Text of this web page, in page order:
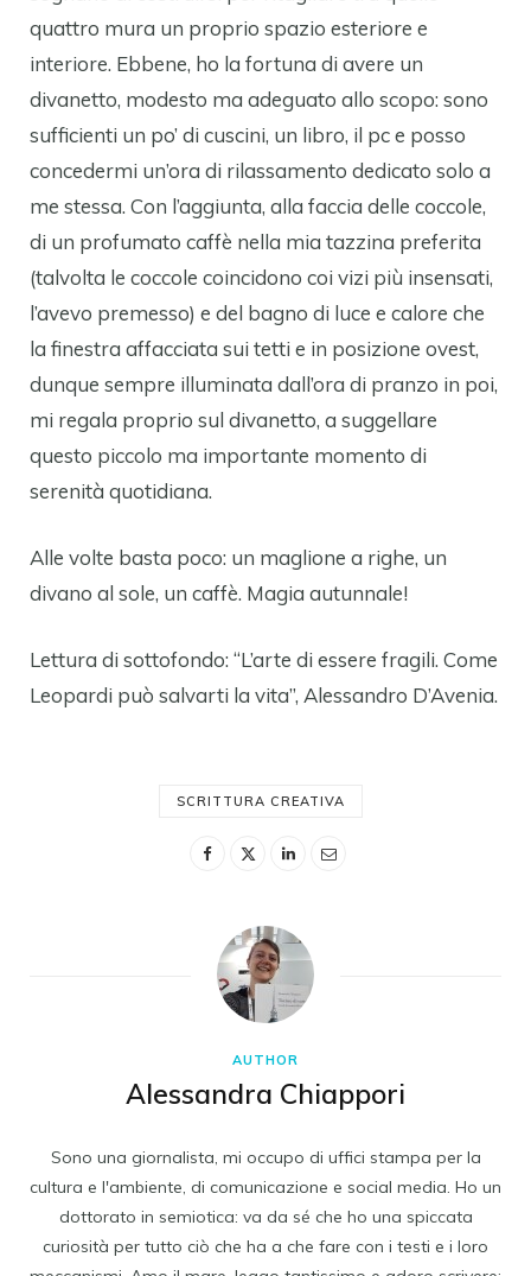
quattro mura un proprio spazio esteriore e
interiore. Ebbene, ho la fortuna di avere un
divanetto, modesto ma adeguato allo scopo: sono
sufficienti un po’ di cuscini, un libro, il pc e posso
concedermi un’ora di rilassamento dedicato solo a
me stessa. Con l’aggiunta, alla faccia delle coccole,
di un profumato caffè nella mia tazzina preferita
(talvolta le coccole coincidono coi vizi più insensati,
l’avevo premesso) e del bagno di luce e calore che
la finestra affacciata sui tetti e in posizione ovest,
dunque sempre illuminata dall’ora di pranzo in poi,
mi regala proprio sul divanetto, a suggellare
questo piccolo ma importante momento di
serenità quotidiana.
Alle volte basta poco: un maglione a righe, un
divano al sole, un caffè. Magia autunnale!
Lettura di sottofondo: “L’arte di essere fragili. Come
Leopardi può salvarti la vita”, Alessandro D’Avenia.
SCRITTURA CREATIVA
AUTHOR
Alessandra Chiappori
Sono una giornalista, mi occupo di uffici stampa per la
cultura e l'ambiente, di comunicazione e social media. Ho un
dottorato in semiotica: va da sé che ho una spiccata
curiosità per tutto ciò che ha a che fare con i testi e i loro